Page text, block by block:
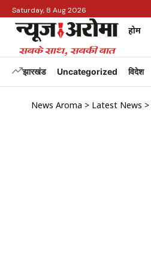
Saturday, 8 Aug 2026
होम
झारखंड Uncategorized विदेश
News Aroma > Latest News >